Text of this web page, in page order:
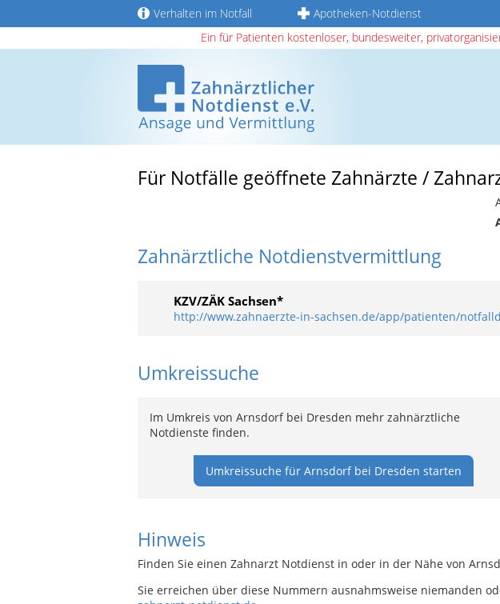
Verhalten im Notfall Apotheken-Notdienst
Ein für Patienten kostenloser, bundesweiter,
Für Notfälle geöffnete Zahnärzte /
Zahnärztliche Notdienstvermittlung
KZV/ZÄK Sachsen*
http://www.zahnaerzte-in-sachsen.de/app/patienten/
Umkreissuche
Im Umkreis von Arnsdorf bei Dresden mehr zahnärztliche
Notdienste finden.
Umkreissuche für Arnsdorf bei Dresden starten
Hinweis
Finden Sie einen Zahnarzt Notdienst in oder in der Nähe von
Sie erreichen über diese Nummern ausnahmsweise niemanden